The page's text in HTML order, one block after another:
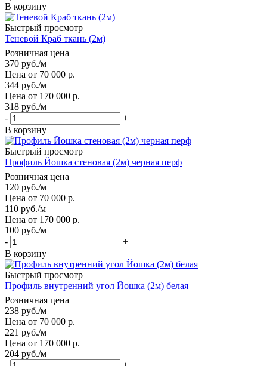
В корзину
Быстрый просмотр
Теневой Краб ткань (2м)
Розничная цена
370 руб./м
Цена от 70 000 р.
344 руб./м
Цена от 170 000 р.
318 руб./м
-
+
В корзину
Быстрый просмотр
Профиль Йошка стеновая (2м) черная перф
Розничная цена
120 руб./м
Цена от 70 000 р.
110 руб./м
Цена от 170 000 р.
100 руб./м
-
+
В корзину
Быстрый просмотр
Профиль внутренний угол Йошка (2м) белая
Розничная цена
238 руб./м
Цена от 70 000 р.
221 руб./м
Цена от 170 000 р.
204 руб./м